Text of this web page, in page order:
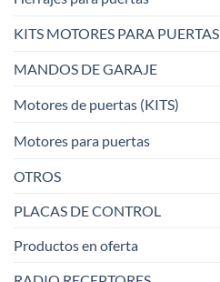
KITS MOTORES PARA PUERTAS
MANDOS DE GARAJE
Motores de puertas (KITS)
Motores para puertas
OTROS
PLACAS DE CONTROL
Productos en oferta